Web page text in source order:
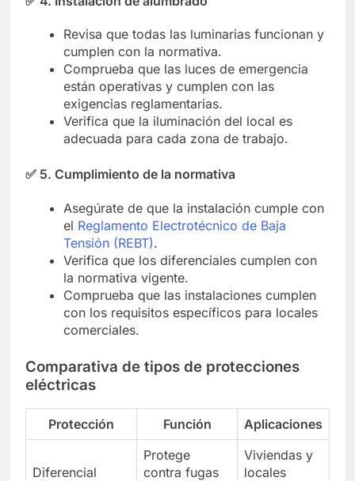
Revisa que todas las luminarias funcionan y
cumplen con la normativa.
Comprueba que las luces de emergencia
están operativas y cumplen con las
exigencias reglamentarias.
Verifica que la iluminación del local es
adecuada para cada zona de trabajo.
✅ 5. Cumplimiento de la normativa
Asegúrate de que la instalación cumple con
el Reglamento Electrotécnico de Baja
Tensión (REBT).
Verifica que los diferenciales cumplen con
la normativa vigente.
Comprueba que las instalaciones cumplen
con los requisitos específicos para locales
comerciales.
Comparativa de tipos de protecciones
eléctricas
Protección Función Aplicaciones
Diferencial
Protege
contra fugas
Viviendas y
locales